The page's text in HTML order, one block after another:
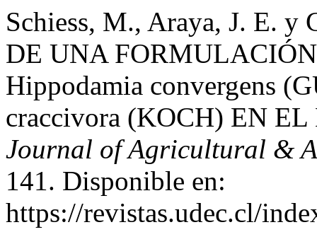
Schiess, M., Araya, J. E.
DE UNA
Hippodamia convergens
craccivora (KOCH) EN
Journal of Agricultural &
141. Disponible en:
https://revistas.udec.cl/